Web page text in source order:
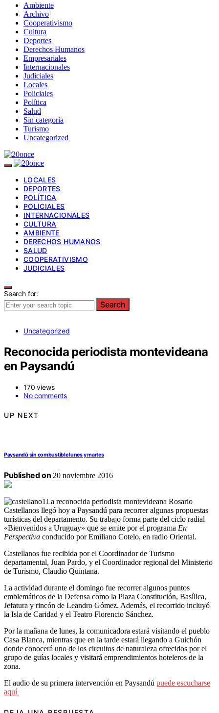
Ambiente
Archivo
Cooperativismo
Cultura
Deportes
Derechos Humanos
Empresariales
Internacionales
Judiciales
Locales
Policiales
Política
Salud
Sin categoría
Turismo
Uncategorized
LOCALES
DEPORTES
POLÍTICA
POLICIALES
INTERNACIONALES
CULTURA
AMBIENTE
DERECHOS HUMANOS
SALUD
COOPERATIVISMO
JUDICIALES
Search for:
Search
Uncategorized
Reconocida periodista montevideana
en Paysandú
170 views
No comments
UP NEXT
Paysandú sin combustible lunes y martes
Published on 20 noviembre 2016
La reconocida periodista montevideana Rosario
Castellanos llegó hoy a Paysandú para recorrer algunas propuestas
turísticas del departamento. Su trabajo forma parte del ciclo radial
«Bienvenidos a Uruguay» que se emite por el programa En
Perspectiva conducido por Emiliano Cotelo, en radio Oriental.
Castellanos fue recibida por el Coordinador de Turismo
departamental, Juan Pardo, y el Coordinador regional del Ministerio
de Turismo, Claudio Quintana.
La actividad durante el domingo fue recorrer algunos puntos
emblemáticos de la Defensa como la Plaza Constitución, Basílica,
Jefatura y rincón de Leandro Gómez. Además, el recorrido incluyó
la Isla de Caridad y el Teatro Florencio Sánchez.
Por la mañana de lunes, la comunicadora estará visitando el pueblo
Casa Blanca, mientras que en la tarde estará llegando a Guichón
donde conocerá uno de los circuitos de naturaleza ofrecidos por el
grupo de guías locales y visitará emprendimientos hoteleros de la
zona.
El audio de su primera intervención en Paysandú puede escucharse
aquí